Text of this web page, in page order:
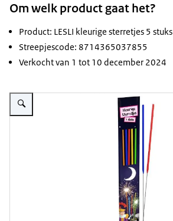
Om welk product gaat het?
Product: LESLI kleurige sterretjes 5 stuks
Streepjescode: 8714365037855
Verkocht van 1 tot 10 december 2024
Vergroot afbeelding Kleurige sterretjes 5 stuks